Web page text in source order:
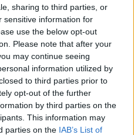
sharing to third parties, or
sensitive information for
use the below opt-out
Please note that after your
may continue seeing
information utilized by
to third parties prior to
opt-out of the further
by third parties on the
This information may
parties on the IAB’s List of
με αποτέλεσμα να
άνθρωποι καλώντας
τις απογευματινές
του, τον εξοπλισμό του
ενώ
ερεύνα.